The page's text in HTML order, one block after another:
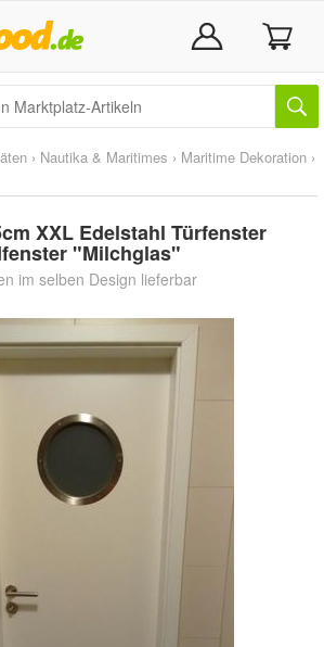
› Nautika & Maritimes › Maritime Dekoration ›
XXL Edelstahl Türfenster
"Milchglas"
im selben Design lieferbar